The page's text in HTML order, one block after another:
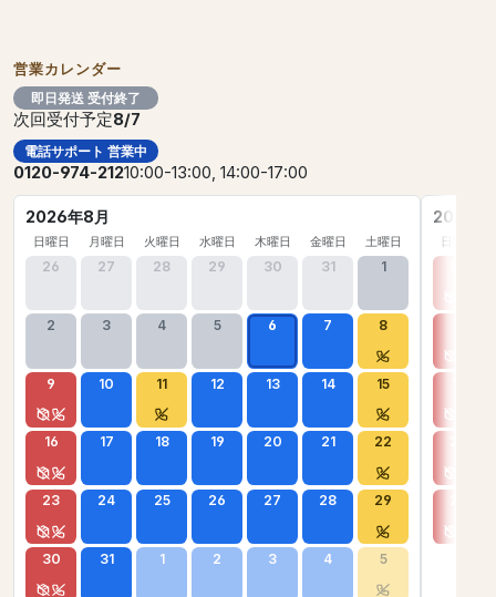
営業カレンダー
即日発送 受付終了
次回受付予定8/7
電話サポート 営業中
0120-974-21210:00-13:00, 14:00-17:00
2026年8月
日曜日 月曜日 火曜日 水曜日 木曜日 金曜日 土曜日
26 27 28 29 30 31 1
2 3 4 5 6 7 8
9 10 11 12 13 14 15
16 17 18 19 20 21 22
23 24 25 26 27 28 29
30 31 1 2 3 4 5
2026年
日曜日